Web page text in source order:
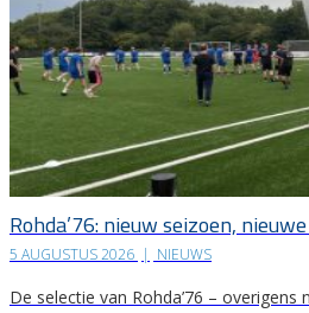
Rohda’76: nieuw seizoen,
5 AUGUSTUS 2026 | NIEUWS
De selectie van Rohda’76 –